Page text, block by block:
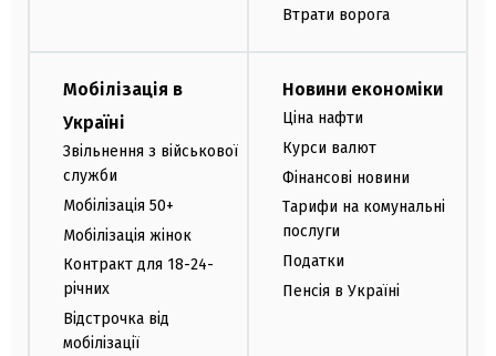
Втрати ворога
Мобілізація в
Україні
Звільнення з військової
служби
Мобілізація 50+
Мобілізація жінок
Контракт для 18-24-
річних
Відстрочка від
мобілізації
Новини економіки
Ціна нафти
Курси валют
Фінансові новини
Тарифи на комунальні
послуги
Податки
Пенсія в Україні